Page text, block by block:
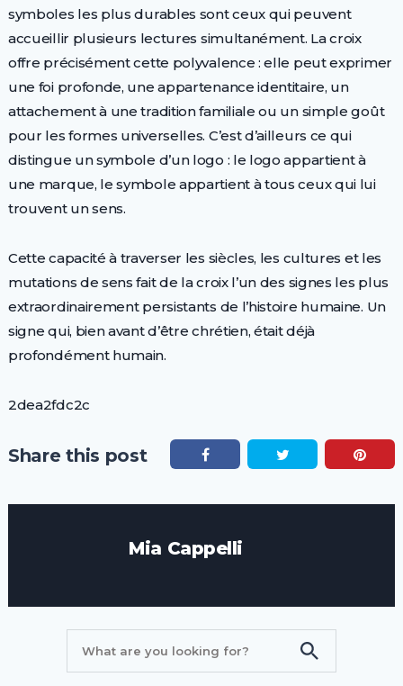
symboles les plus durables sont ceux qui peuvent
accueillir plusieurs lectures simultanément. La croix
offre précisément cette polyvalence : elle peut exprimer
une foi profonde, une appartenance identitaire, un
attachement à une tradition familiale ou un simple goût
pour les formes universelles. C’est d’ailleurs ce qui
distingue un symbole d’un logo : le logo appartient à
une marque, le symbole appartient à tous ceux qui lui
trouvent un sens.
Cette capacité à traverser les siècles, les cultures et les
mutations de sens fait de la croix l’un des signes les plus
extraordinairement persistants de l’histoire humaine. Un
signe qui, bien avant d’être chrétien, était déjà
profondément humain.
2dea2fdc2c
Share this post
Mia Cappelli